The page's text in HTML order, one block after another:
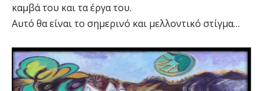
καμβά του και τα έργα του.
Αυτό θα είναι το σημερινό και μελλοντικό στίγμα…